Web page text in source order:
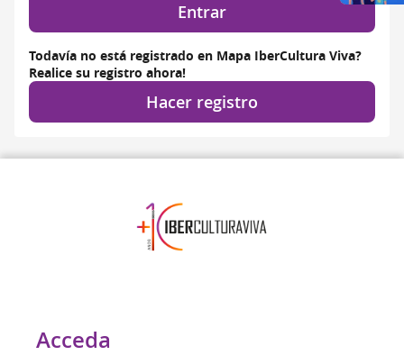
Entrar
Todavía no está registrado en Mapa IberCultura Viva?
Realice su registro ahora!
Hacer registro
Acceda